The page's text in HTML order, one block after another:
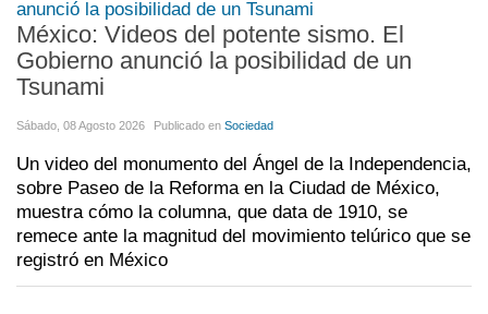
México: Videos del potente sismo. El
Gobierno anunció la posibilidad de un
Tsunami
Sábado, 08 Agosto 2026 Publicado en Sociedad
Un video del monumento del Ángel de la Independencia,
sobre Paseo de la Reforma en la Ciudad de México,
muestra cómo la columna, que data de 1910, se
remece ante la magnitud del movimiento telúrico que se
registró en México